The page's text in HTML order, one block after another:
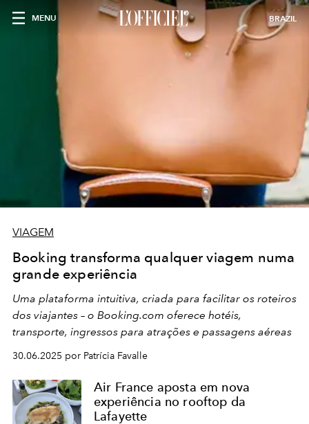
MENU BRAZIL
VIAGEM
Booking transforma qualquer viagem numa
grande experiência
Uma plataforma intuitiva, criada para facilitar os roteiros
dos viajantes – o Booking.com oferece hotéis,
transporte, ingressos para atrações e passagens aéreas
30.06.2025 por Patrícia Favalle
Air France aposta em nova
experiência no rooftop da
Lafayette